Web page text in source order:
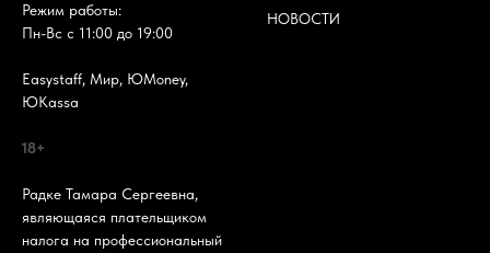
Режим работы:
Пн-Вс с 11:00 до 19:00
Easystaff, Мир, ЮMoney,
ЮKassa
18+
Радке Тамара Сергеевна,
являющаяся плательщиком
налога на профессиональный
НОВОСТИ